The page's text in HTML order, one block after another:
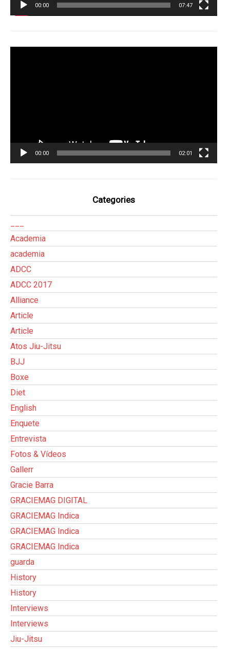
00:00 07:47
00:00 02:01
Categories
Academia
academia
ADCC
ADCC 2017
Alliance
Article
Article
Atos Jiu-Jitsu
BJJ
Boxe
Diet
English
Enquete
Entrevista
Fotos & Vídeos
Gallerr
Gracie Barra
GRACIEMAG DIGITAL
GRACIEMAG Indica
GRACIEMAG Indica
GRACIEMAG Indica
guarda
History
History
Interviews
Interviews
Jiu-Jitsu